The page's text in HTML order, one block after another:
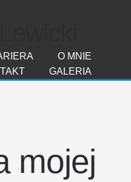
O MNIE
GALERIA
mojej